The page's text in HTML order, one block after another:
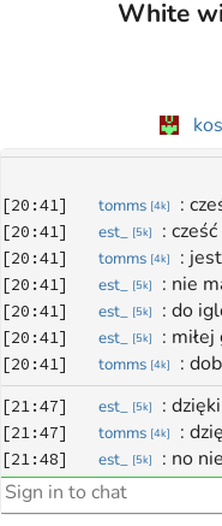
White
[20:41] tomms [4k] :
[20:41] est_ [5k] : cześć
[20:41] tomms [4k] :
[20:41] est_ [5k] : nie
[20:41] est_ [5k] : do
[20:41] est_ [5k] : miłej
[20:41] tomms [4k] :
[21:47] est_ [5k] :
[21:47] tomms [4k] :
[21:48] est_ [5k] : no
[21:48] tomms :
[21:48] est_ [5k] : e